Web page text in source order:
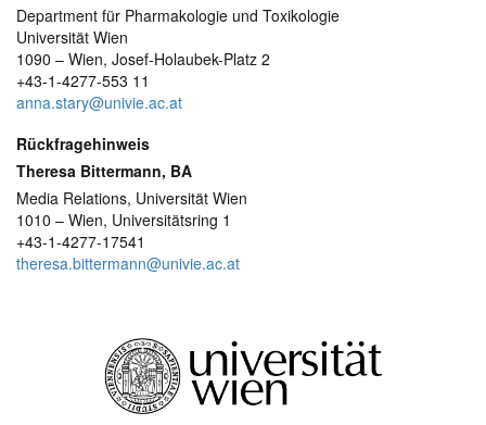
Department für Pharmakologie und Toxikologie
Universität Wien
1090 – Wien, Josef-Holaubek-Platz 2
+43-1-4277-553 11
anna.stary@univie.ac.at
Rückfragehinweis
Theresa Bittermann, BA
Media Relations, Universität Wien
1010 – Wien, Universitätsring 1
+43-1-4277-17541
theresa.bittermann@univie.ac.at